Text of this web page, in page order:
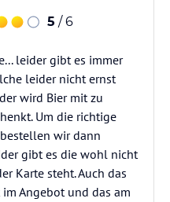
5 / 6
leider gibt es immer
leider nicht ernst
wird Bier mit zu
Um die richtige
wir dann
gibt es die wohl nicht
Karte steht. Auch das
Angebot und das am